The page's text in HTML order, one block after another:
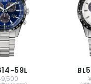
購入後1年以内にMY
で国内保証5年間)
59L